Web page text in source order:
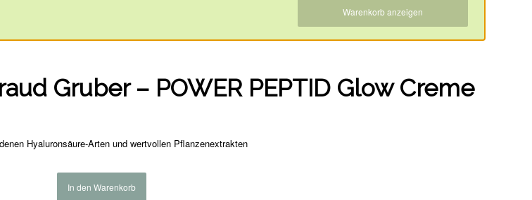
Warenkorb anzeigen
Gruber – POWER PEPTID Glow Creme
Hyaluronsäure-Arten und wertvollen Pflanzenextrakten
In den Warenkorb